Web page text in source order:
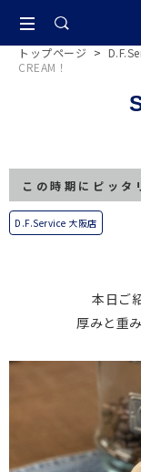
トップページ >
CREAM！
この時期にピッタ
D.F.Service 大阪店
本日ご
厚みと重